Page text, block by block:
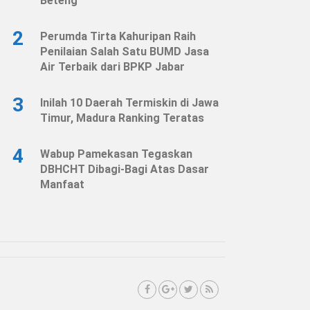
2
Perumda Tirta Kahuripan Raih
Penilaian Salah Satu BUMD Jasa
Air Terbaik dari BPKP Jabar
3
Inilah 10 Daerah Termiskin di Jawa
Timur, Madura Ranking Teratas
4
Wabup Pamekasan Tegaskan
DBHCHT Dibagi-Bagi Atas Dasar
Manfaat